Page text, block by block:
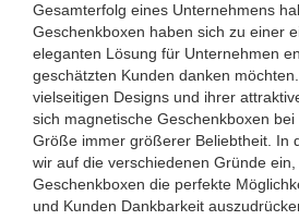
Gesamterfolg eines Unternehmens
Geschenkboxen haben sich zu einer
eleganten Lösung für Unternehmen
geschätzten Kunden danken
vielseitigen Designs und ihrer
sich magnetische Geschenkboxen
Größe immer größerer Beliebtheit. In
wir auf die verschiedenen Gründe
Geschenkboxen die perfekte
und Kunden Dankbarkeit